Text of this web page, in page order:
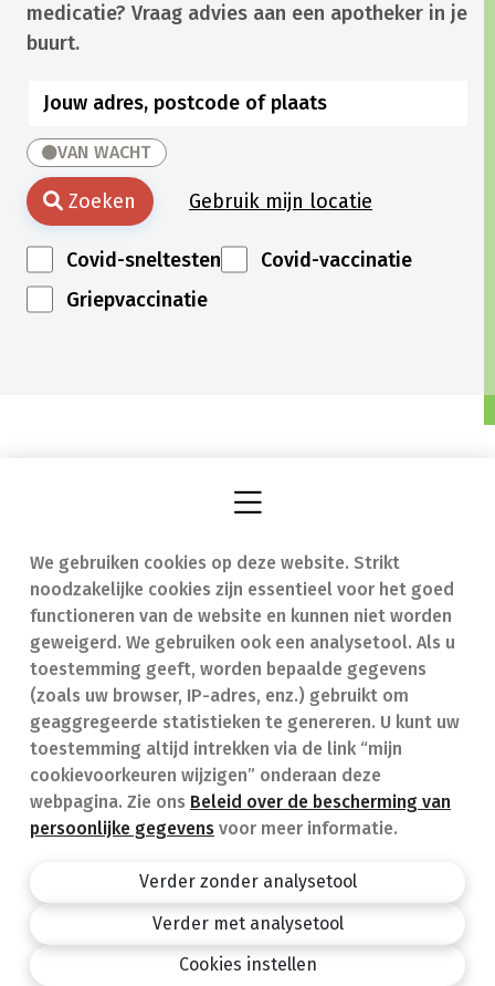
We gebruiken cookies op deze website. Strikt
noodzakelijke cookies zijn essentieel voor het goed
functioneren van de website en kunnen niet worden
geweigerd. We gebruiken ook een analysetool. Als u
toestemming geeft, worden bepaalde gegevens
(zoals uw browser, IP-adres, enz.) gebruikt om
geaggregeerde statistieken te genereren. U kunt uw
toestemming altijd intrekken via de link “mijn
cookievoorkeuren wijzigen” onderaan deze
webpagina. Zie ons Beleid over de bescherming van
persoonlijke gegevens voor meer informatie.
Verder zonder analysetool
Verder met analysetool
Cookies instellen
medicatie? Vraag advies aan een apotheker in je
buurt.
VAN WACHT
Zoeken Gebruik mijn locatie
Covid-sneltesten
Covid-vaccinatie
Griepvaccinatie
Vind een apotheek
Onze expertise
Ziekten
Geneesmiddelen
In geval van nood
Contact
Veelgestelde vragen
(FAQ)
Apotheek.be
Privacy policy
Algemene voorwaarden
design by